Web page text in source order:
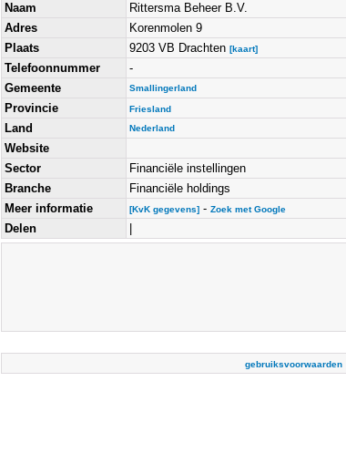
Naam
Rittersma Beheer B.V.
Adres
Korenmolen 9
Plaats
9203 VB Drachten [kaart]
Telefoonnummer
-
Gemeente
Smallingerland
Provincie Friesland
Land Nederland
Website
Sector
Financiële instellingen
Branche
Financiële holdings
Meer informatie
[KvK gegevens]- Zoek met Google
Delen
gebruiksvoorwaarden|